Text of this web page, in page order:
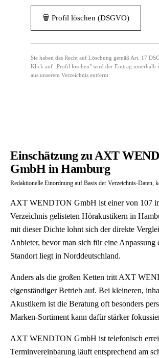
🗑 Profil löschen (DSGVO)
Sie haben das Recht auf Löschung gemäß Art. 17
Klick auf „Profil löschen" wird der Eintrag innerhalb
aus unserem Verzeichnis entfernt.
Einschätzung zu AXT
GmbH in Hamburg
Redaktionelle Einordnung auf Basis der Verzeichnis-Daten,
AXT WENDTON GmbH ist einer von 107
Verzeichnis gelisteten Hörakustikern in
mit dieser Dichte lohnt sich der direkte
Anbieter, bevor man sich für eine Anpassung
Standort liegt in Norddeutschland.
Anders als die großen Ketten tritt AXT
eigenständiger Betrieb auf. Bei kleineren,
Akustikern ist die Beratung oft besonders
Marken-Sortiment kann dafür stärker
AXT WENDTON GmbH ist telefonisch
Terminvereinbarung läuft entsprechend am